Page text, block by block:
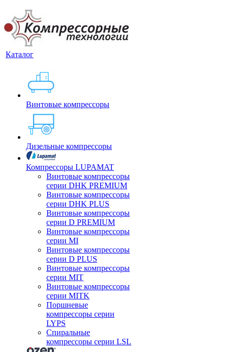
Каталог
Винтовые компрессоры
Дизельные компрессоры
Компрессоры LUPAMAT
Винтовые компрессоры
серии DHK PREMIUM
Винтовые компрессоры
серии DHK PLUS
Винтовые компрессоры
серии D PREMIUM
Винтовые компрессоры
серии MI
Винтовые компрессоры
серии D PLUS
Винтовые компрессоры
серии MIT
Винтовые компрессоры
серии MITK
Поршневые
компрессоры серии
LYPS
Спиральные
компрессоры серии LSL